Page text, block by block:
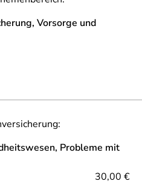
Vorsorge und
Probleme mit
30,00 €